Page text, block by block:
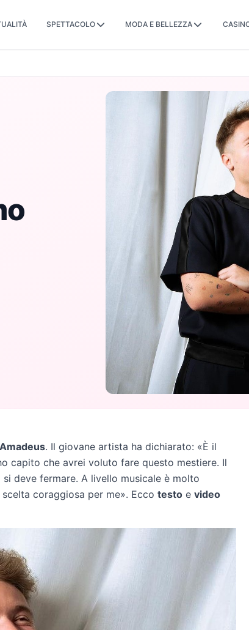
SPETTACOLO MODA E BELLEZZA
Amadeus. Il giovane artista ha dichiarato: «È il
capito che avrei voluto fare questo mestiere. Il
deve fermare. A livello musicale è molto
coraggiosa per me». Ecco testo e video